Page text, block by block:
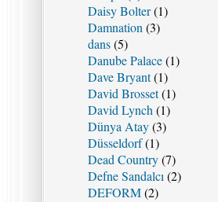
Daisy Bolter(1)
Damnation (3)
dans(5)
Danube Palace(1)
Dave Bryant(1)
David Brosset(1)
David Lynch (1)
Dünya Atay(3)
Düsseldorf(1)
Dead Country(7)
Defne Sandalcı (2)
DEFORM(2)